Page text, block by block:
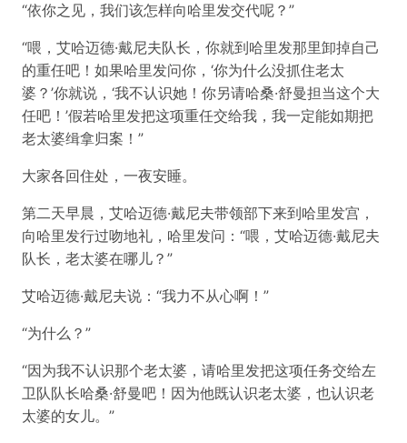
“依你之见，我们该怎样向哈里发交代呢？”
“喂，艾哈迈德·戴尼夫队长，你就到哈里发那里卸掉自己
的重任吧！如果哈里发问你，‘你为什么没抓住老太
婆？’你就说，‘我不认识她！你另请哈桑·舒曼担当这个大
任吧！’假若哈里发把这项重任交给我，我一定能如期把
老太婆缉拿归案！”
大家各回住处，一夜安睡。
第二天早晨，艾哈迈德·戴尼夫带领部下来到哈里发宫，
向哈里发行过吻地礼，哈里发问：“喂，艾哈迈德·戴尼夫
队长，老太婆在哪儿？”
艾哈迈德·戴尼夫说：“我力不从心啊！”
“为什么？”
“因为我不认识那个老太婆，请哈里发把这项任务交给左
卫队队长哈桑·舒曼吧！因为他既认识老太婆，也认识老
太婆的女儿。”